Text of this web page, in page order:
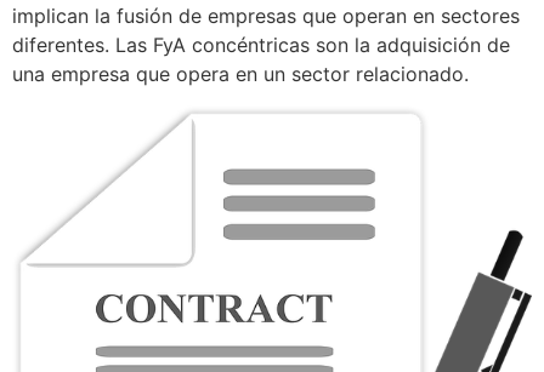
implican la fusión de empresas que operan en sectores
diferentes. Las FyA concéntricas son la adquisición de
una empresa que opera en un sector relacionado.